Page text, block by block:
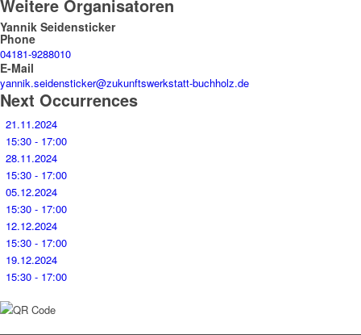
Weitere Organisatoren
Yannik Seidensticker
Phone
04181-9288010
E-Mail
yannik.seidensticker@zukunftswerkstatt-buchholz.de
Next Occurrences
21.11.2024
15:30 - 17:00
28.11.2024
15:30 - 17:00
05.12.2024
15:30 - 17:00
12.12.2024
15:30 - 17:00
19.12.2024
15:30 - 17:00